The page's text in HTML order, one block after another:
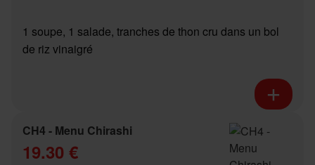
1 soupe, 1 salade, tranches de thon cru dans un bol
de riz vinaigré
CH4 - Menu Chirashi
19.30 €